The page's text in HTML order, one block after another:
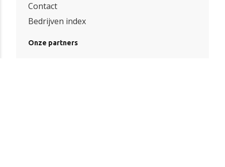
Contact
Bedrijven index
Onze partners